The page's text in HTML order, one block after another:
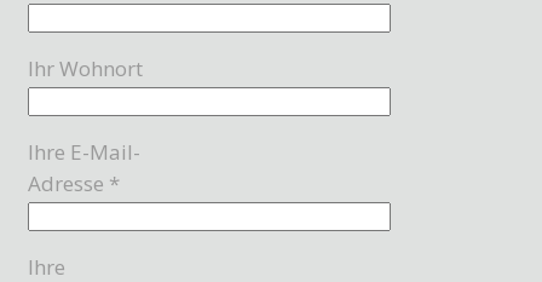
Ihr Wohnort
Ihre E-Mail-
Adresse *
Ihre